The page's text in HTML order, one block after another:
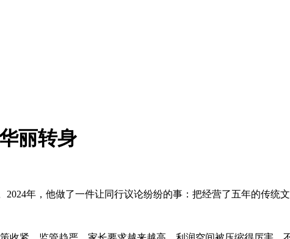
丽转身
年，他做了一件让同行议论纷纷的事：把经营了五年的传统